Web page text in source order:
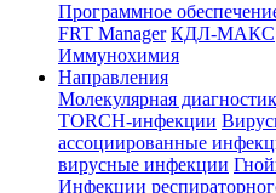
Программное
FRT Manager КДЛ-МАКС
Иммунохимия
Направления
Молекулярная
TORCH-инфекции
ассоциированные
вирусные инфекции
Инфекции